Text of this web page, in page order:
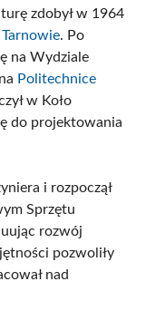
zdobył w 1964
Tarnowie. Po
na Wydziale
Politechnice
w Koło
do projektowania
i rozpoczął
Sprzętu
rozwój
pozwoliły
nad